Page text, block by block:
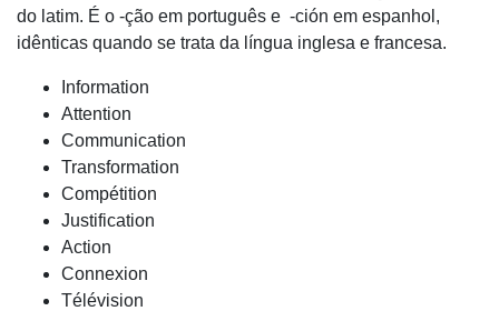
do latim. É o -ção em português e -ción em espanhol,
idênticas quando se trata da língua inglesa e francesa.
Information
Attention
Communication
Transformation
Compétition
Justification
Action
Connexion
Télévision